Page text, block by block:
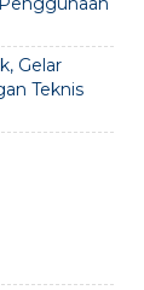
Gelar
Teknis